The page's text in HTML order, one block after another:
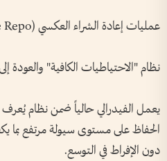
عمليات إعادة الشراء العكسي (Reverse Repo)
نظام "الاحتياطيات الكافية" والعودة
يعمل الفيدرالي حالياً ضمن نظام يُعرف
الحفاظ على مستوى سيولة مرتفع بما
دون الإفراط في التوسع.